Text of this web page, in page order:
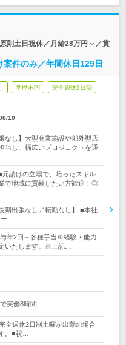
則土日祝休／月給28万円～／賞
件のみ／年間休日129日
学歴不問 完全週休2日制
10
なし】大型商業施設や郊外型店
当し、幅広いプロジェクトを通
元請けの立場で、培ったスキル
で地域に貢献したい方歓迎！◎
期出張なし／転勤なし】 ■本社
…
年2回＋各種手当※経験・能力
いたします。※上記…
実働8時間
全週休2日制土曜が出勤の場合
。■祝…